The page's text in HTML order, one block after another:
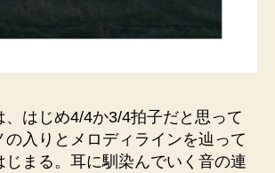
、はじめ4/4か3/4拍子だと思って
の入りとメロディラインを辿って
じまる。耳に馴染んでいく音の連